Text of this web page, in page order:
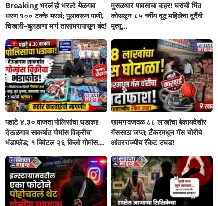
Breaking भरलं हो भरलं! येळगाव
धरण १०० टक्के भरलं; पुलावरून पाणी,
चिखली–बुलडाणा मार्ग तासाभरापासून बंद!
मुसळधार पावसाचा कहर! घराची भिंत
कोसळून ८५ वर्षीय वृद्ध महिलेचा दुर्दैवी
मृत्यू...
पहाटे ४.३० वाजता पोलिसांचा धडाका!
देऊळगाव साकर्षात गोमांस विक्रीचा
भंडाफोड; १ क्विंटल २६ किलो गोमांस
खामगावजवळ ८८ लाखांचा बेकायदेशीर
गॅससाठा जप्त; टँकरमधून गॅस चोरीचे
आंतरराज्यीय रॅकेट उघड!